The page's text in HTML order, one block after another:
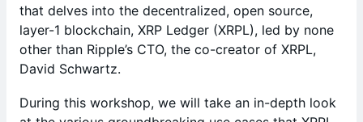
that delves into the decentralized, open source,
layer-1 blockchain, XRP Ledger (XRPL), led by none
other than Ripple’s CTO, the co-creator of XRPL,
David Schwartz.
During this workshop, we will take an in-depth look